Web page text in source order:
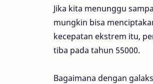
Jika kita menunggu
mungkin bisa
kecepatan ekstrem itu,
tiba pada tahun 55000.
Bagaimana dengan